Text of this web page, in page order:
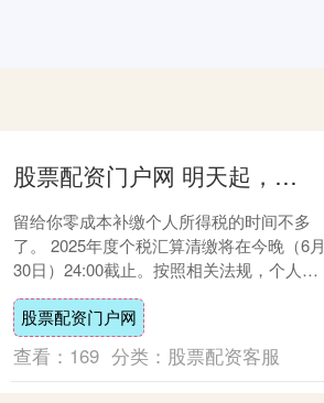
股票配资门户网 明天起，个税补税1万每日加收5元滞纳金
留给你零成本补缴个人所得税的时间不多
了。 2025年度个税汇算清缴将在今晚（6月
30日）24:00截止。按照相关法规，个人
2025年取得工资薪金、劳务报酬等综合....
股票配资门户网
查看： 169 分类： 股票配资客服